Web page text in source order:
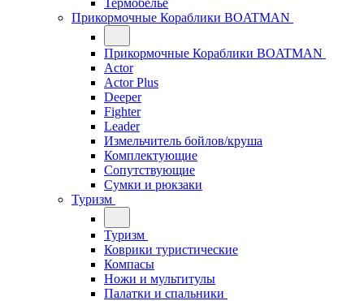
Термобелье
Прикормочные Кораблики BOATMAN
Прикормочные Кораблики BOATMAN
Actor
Actor Plus
Deeper
Fighter
Leader
Измельчитель бойлов/круша
Комплектующие
Сопутствующие
Сумки и рюкзаки
Туризм
Туризм
Коврики туристические
Компасы
Ножи и мультитулы
Палатки и спальники